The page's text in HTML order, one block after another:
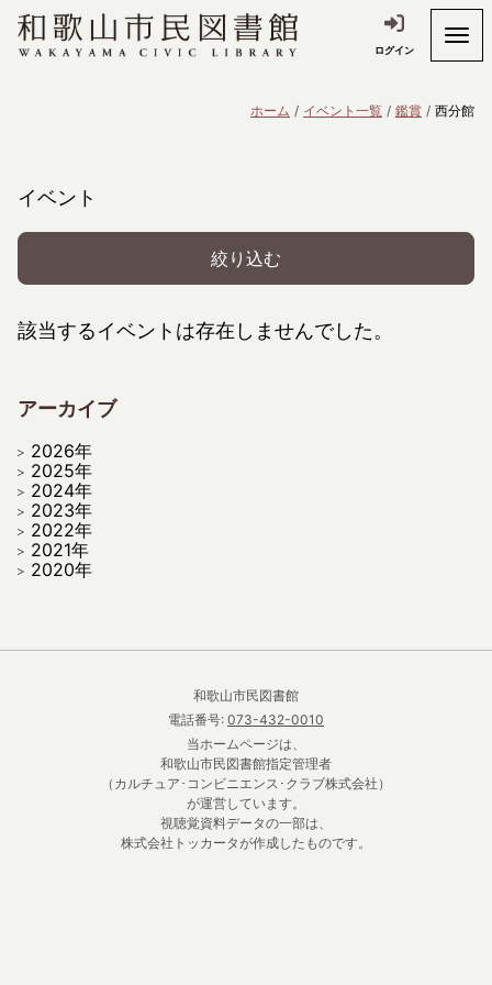
ログイン
ホーム イベント一覧 鑑賞 西分館
イベント
絞り込む
該当するイベントは存在しませんでした。
アーカイブ
2026年
2025年
2024年
2023年
2022年
2021年
2020年
和歌山市民図書館
電話番号: 073-432-0010
当ホームページは、
和歌山市民図書館指定管理者
（カルチュア･コンビニエンス･クラブ株式会社）
が運営しています。
視聴覚資料データの一部は、
株式会社トッカータが作成したものです。